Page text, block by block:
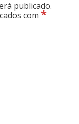
publicado.
com*